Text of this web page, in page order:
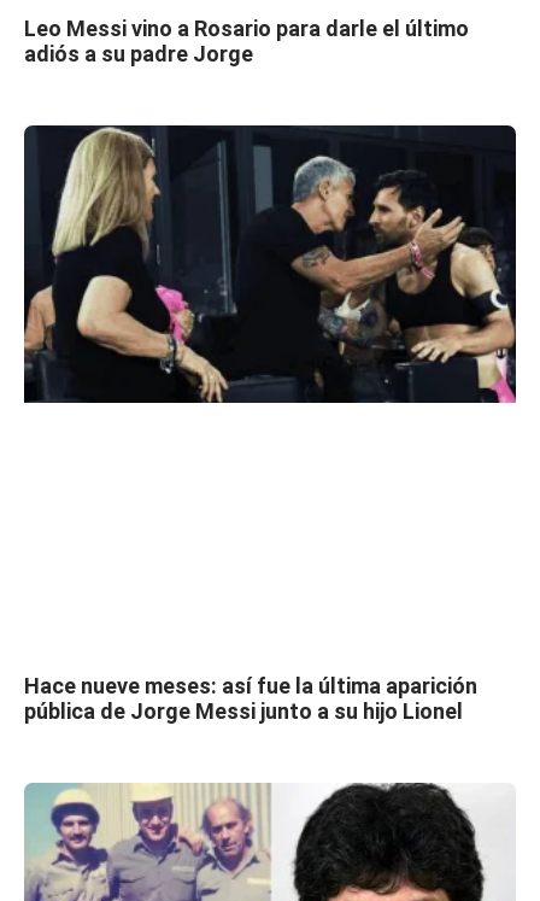
Leo Messi vino a Rosario para darle el último
adiós a su padre Jorge
Hace nueve meses: así fue la última aparición
pública de Jorge Messi junto a su hijo Lionel